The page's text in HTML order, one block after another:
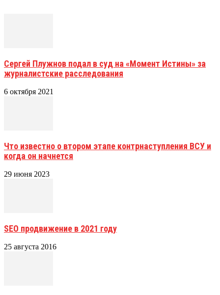
Сергей Плужнов подал в суд на «Момент Истины» за
журналистские расследования
6 октября 2021
Что известно о втором этапе контрнаступления ВСУ и
когда он начнется
29 июня 2023
SEO продвижение в 2021 году
25 августа 2016